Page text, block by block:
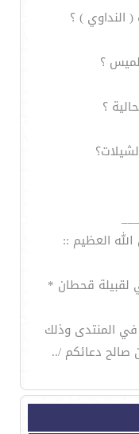
) ؟
؟
؟
العظيم ::
لقبيلة قحطان *
المنتدى وذلك
صالح دعائكم /..